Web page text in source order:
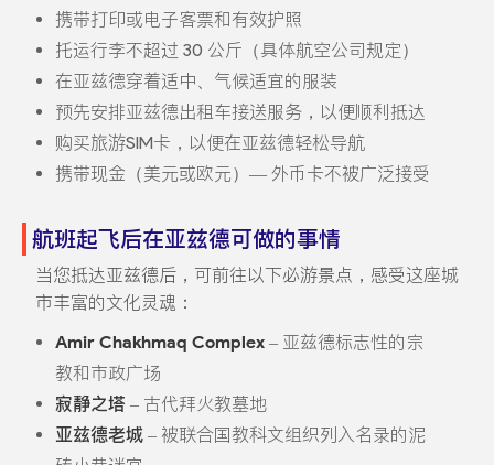
携带打印或电子客票和有效护照
托运行李不超过 30 公斤（具体航空公司规定）
在亚兹德穿着适中、气候适宜的服装
预先安排亚兹德出租车接送服务，以便顺利抵达
购买旅游SIM卡，以便在亚兹德轻松导航
携带现金（美元或欧元）— 外币卡不被广泛接受
航班起飞后在亚兹德可做的事情
当您抵达亚兹德后，可前往以下必游景点，感受这座城
市丰富的文化灵魂：
Amir Chakhmaq Complex– 亚兹德标志性的宗
教和市政广场
寂静之塔 – 古代拜火教墓地
亚兹德老城– 被联合国教科文组织列入名录的泥